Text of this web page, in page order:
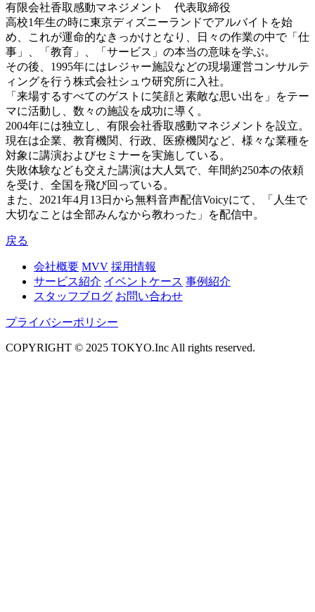
有限会社香取感動マネジメント 代表取締役
高校1年生の時に東京ディズニーランドでアルバイトを始
め、これが運命的なきっかけとなり、日々の作業の中で「仕
事」、「教育」、「サービス」の本当の意味を学ぶ。
その後、1995年にはレジャー施設などの現場運営コンサルテ
ィングを行う株式会社シュウ研究所に入社。
「来場するすべてのゲストに笑顔と素敵な思い出を」をテー
マに活動し、数々の施設を成功に導く。
2004年には独立し、有限会社香取感動マネジメントを設立。
現在は企業、教育機関、行政、医療機関など、様々な業種を
対象に講演およびセミナーを実施している。
失敗体験なども交えた講演は大人気で、年間約250本の依頼
を受け、全国を飛び回っている。
また、2021年4月13日から無料音声配信Voicyにて、「人生で
大切なことは全部みんなから教わった」を配信中。
戻る
会社概要 MVV 採用情報
サービス紹介 イベントケース 事例紹介
スタッフブログ お問い合わせ
プライバシーポリシー
COPYRIGHT © 2025 TOKYO.Inc All rights reserved.